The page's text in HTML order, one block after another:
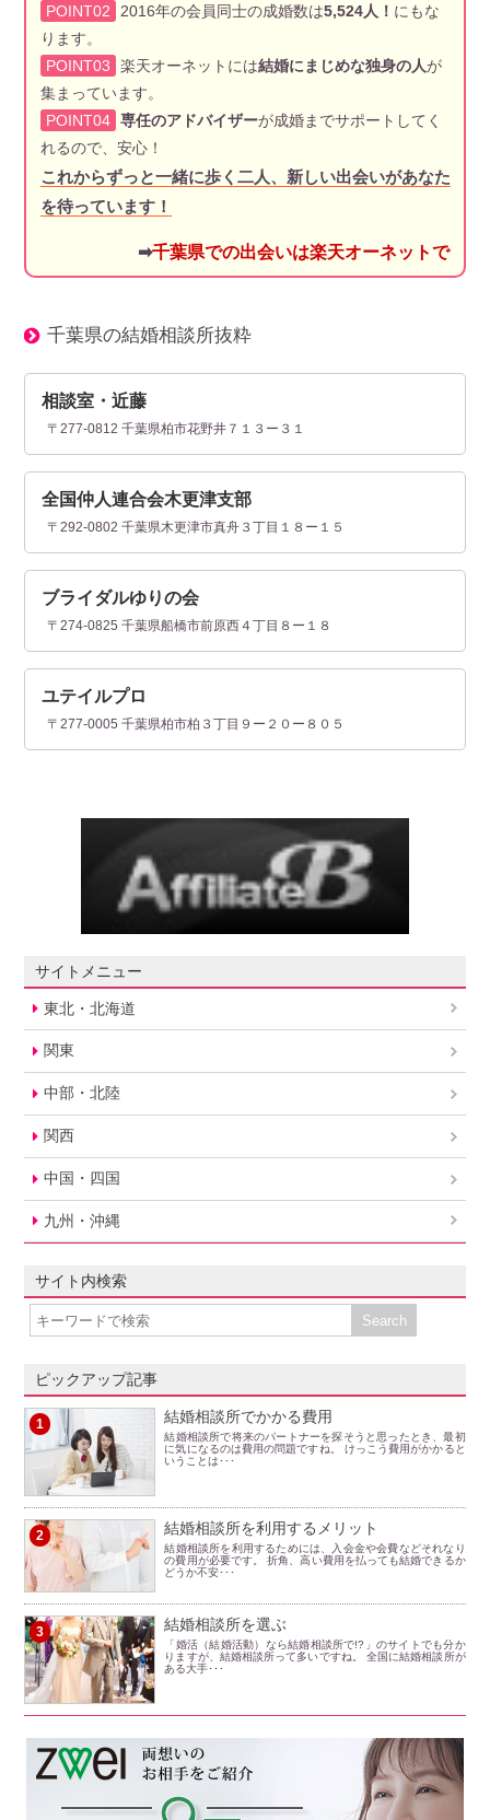
POINT02
2016年の会員同士の成婚数は5,524人！ にもな
ります。
POINT03
楽天オーネットには結婚にまじめな独身の人が
集まっています。
POINT04 専任のアドバイザーが成婚までサポートしてく
れるので、安心！
これからずっと一緒に歩く二人、新しい出会いがあなた
を待っています！
➡千葉県での出会いは楽天オーネットで
千葉県の結婚相談所抜粋
相談室・近藤
〒277-0812 千葉県柏市花野井７１３ー３１
全国仲人連合会木更津支部
〒292-0802 千葉県木更津市真舟３丁目１８ー１５
ブライダルゆりの会
〒274-0825 千葉県船橋市前原西４丁目８ー１８
ユテイルプロ
〒277-0005 千葉県柏市柏３丁目９ー２０ー８０５
サイトメニュー
東北・北海道
関東
中部・北陸
関西
中国・四国
九州・沖縄
サイト内検索
ピックアップ記事
1 結婚相談所でかかる費用
結婚相談所で将来のパートナーを探そうと思ったとき、最初
に気になるのは費用の問題ですね。 けっこう費用がかかると
いうことは･･･
2 結婚相談所を利用するメリット
結婚相談所を利用するためには、入会金や会費などそれなり
の費用が必要です。 折角、高い費用を払っても結婚できるか
どうか不安･･･
3 結婚相談所を選ぶ
「婚活（結婚活動）なら結婚相談所で!?」のサイトでも分か
りますが、結婚相談所って多いですね。 全国に結婚相談所が
ある大手･･･